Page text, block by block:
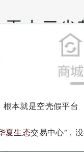
根本就是空壳假平台
夏生态交易中心”，